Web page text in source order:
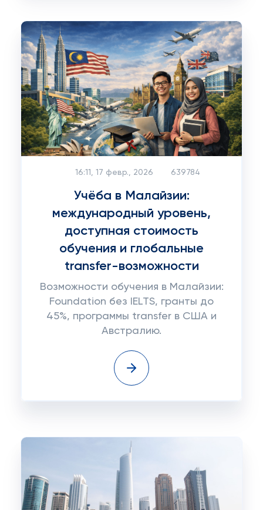
16:11, 17 февр., 2026 639784
Учёба в Малайзии:
международный уровень,
доступная стоимость
обучения и глобальные
transfer-возможности
Возможности обучения в Малайзии:
Foundation без IELTS, гранты до
45%, программы transfer в США и
Австралию.